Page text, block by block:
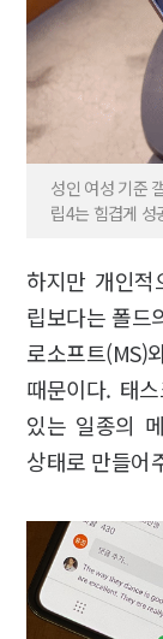
성인 여성 기준
립4는 힘겹게
하지만 개인
립보다는 폴드
로소프트(MS)
때문이다. 태
있는 일종의
상태로 만들어